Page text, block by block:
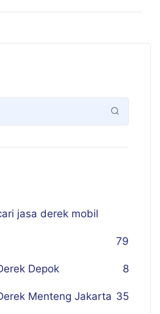
jasa derek mobil
79
Depok 8
Menteng Jakarta 35